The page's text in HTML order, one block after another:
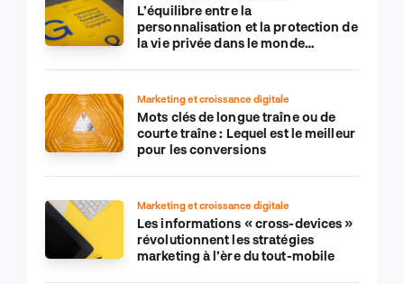
L’équilibre entre la
personnalisation et la protection de
la vie privée dans le monde
Marketing et croissance digitale
Mots clés de longue traîne ou de
courte traîne : Lequel est le meilleur
pour les conversions
Marketing et croissance digitale
Les informations « cross-devices »
révolutionnent les stratégies
marketing à l’ère du tout-mobile